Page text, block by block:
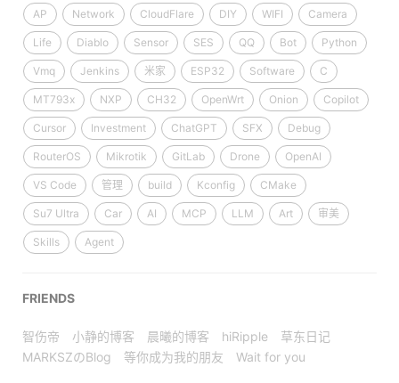
AP Network CloudFlare DIY WIFI Camera
Life Diablo Sensor SES QQ Bot Python
Vmq Jenkins 米家 ESP32 Software C
MT793x NXP CH32 OpenWrt Onion Copilot
Cursor Investment ChatGPT SFX Debug
RouterOS Mikrotik GitLab Drone OpenAI
VS Code 管理 build Kconfig CMake
Su7 Ultra Car AI MCP LLM Art 审美
Skills Agent
FRIENDS
智伤帝 小静的博客 晨曦的博客 hiRipple
草东日记
MARKSZのBlog
等你成为我的朋友 Wait for you